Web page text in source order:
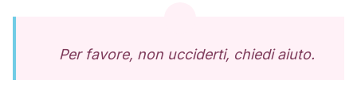
Per favore, non ucciderti, chiedi aiuto.